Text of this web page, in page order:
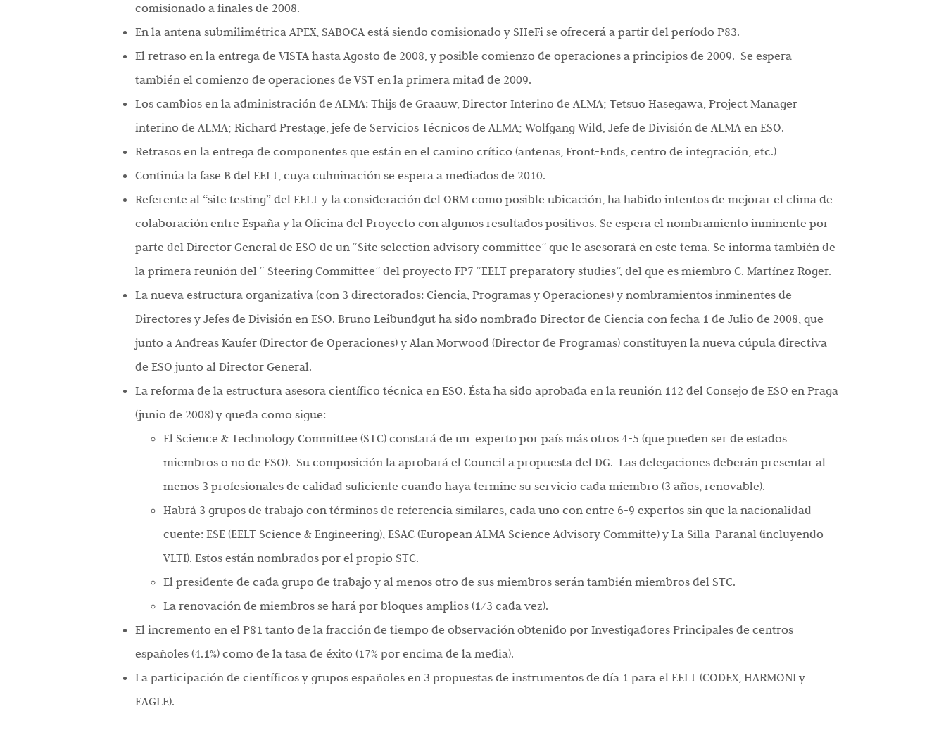
comisionado a finales de 2008.
En la antena submilimétrica APEX, SABOCA está siendo comisionado y SHeFi se ofrecerá a partir del período P83.
El retraso en la entrega de VISTA hasta Agosto de 2008, y posible comienzo de operaciones a principios de 2009. Se espera
también el comienzo de operaciones de VST en la primera mitad de 2009.
Los cambios en la administración de ALMA: Thijs de Graauw, Director Interino de ALMA; Tetsuo Hasegawa, Project Manager
interino de ALMA; Richard Prestage, jefe de Servicios Técnicos de ALMA; Wolfgang Wild, Jefe de División de ALMA en ESO.
Retrasos en la entrega de componentes que están en el camino crítico (antenas, Front-Ends, centro de integración, etc.)
Continúa la fase B del EELT, cuya culminación se espera a mediados de 2010.
Referente al “site testing” del EELT y la consideración del ORM como posible ubicación, ha habido intentos de mejorar el clima de
colaboración entre España y la Oficina del Proyecto con algunos resultados positivos. Se espera el nombramiento inminente por
parte del Director General de ESO de un “Site selection advisory committee” que le asesorará en este tema. Se informa también de
la primera reunión del “ Steering Committee” del proyecto FP7 “EELT preparatory studies”, del que es miembro C. Martínez Roger.
La nueva estructura organizativa (con 3 directorados: Ciencia, Programas y Operaciones) y nombramientos inminentes de
Directores y Jefes de División en ESO. Bruno Leibundgut ha sido nombrado Director de Ciencia con fecha 1 de Julio de 2008, que
junto a Andreas Kaufer (Director de Operaciones) y Alan Morwood (Director de Programas) constituyen la nueva cúpula directiva
de ESO junto al Director General.
La reforma de la estructura asesora científico técnica en ESO. Ésta ha sido aprobada en la reunión 112 del Consejo de ESO en Praga
(junio de 2008) y queda como sigue:
El Science & Technology Committee (STC) constará de un experto por país más otros 4-5 (que pueden ser de estados
miembros o no de ESO). Su composición la aprobará el Council a propuesta del DG. Las delegaciones deberán presentar al
menos 3 profesionales de calidad suficiente cuando haya termine su servicio cada miembro (3 años, renovable).
Habrá 3 grupos de trabajo con términos de referencia similares, cada uno con entre 6-9 expertos sin que la nacionalidad
cuente: ESE (EELT Science & Engineering), ESAC (European ALMA Science Advisory Committe) y La Silla-Paranal (incluyendo
VLTI). Estos están nombrados por el propio STC.
El presidente de cada grupo de trabajo y al menos otro de sus miembros serán también miembros del STC.
La renovación de miembros se hará por bloques amplios (1/3 cada vez).
El incremento en el P81 tanto de la fracción de tiempo de observación obtenido por Investigadores Principales de centros
españoles (4.1%) como de la tasa de éxito (17% por encima de la media).
La participación de científicos y grupos españoles en 3 propuestas de instrumentos de día 1 para el EELT (CODEX, HARMONI y
EAGLE).